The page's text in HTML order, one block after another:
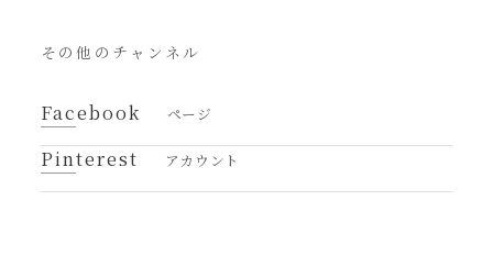
その他のチャンネル
Facebook ページ
Pinterest アカウント